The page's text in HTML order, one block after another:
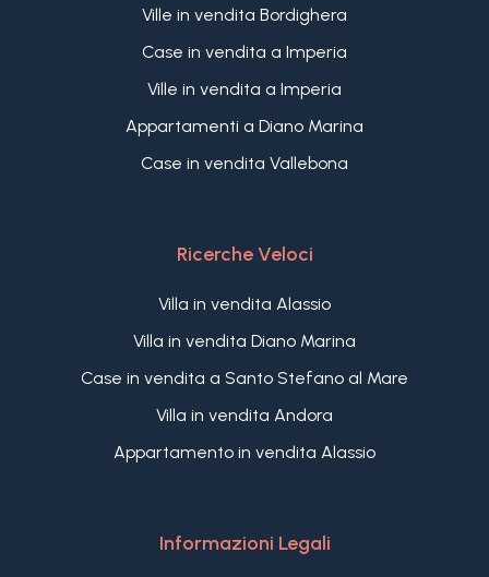
Ville in vendita Bordighera
Case in vendita a Imperia
Ville in vendita a Imperia
Appartamenti a Diano Marina
Case in vendita Vallebona
Ricerche Veloci
Villa in vendita Alassio
Villa in vendita Diano Marina
Case in vendita a Santo Stefano al Mare
Villa in vendita Andora
Appartamento in vendita Alassio
Informazioni Legali